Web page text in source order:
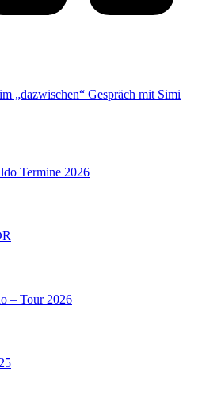
„dazwischen“ Gespräch mit Simi
Termine 2026
– Tour 2026